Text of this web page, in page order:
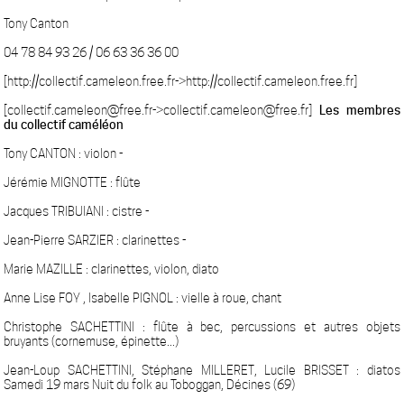
Tony Canton
04 78 84 93 26 / 06 63 36 36 00
[http://collectif.cameleon.free.fr->http://collectif.cameleon.free.fr]
[collectif.cameleon@free.fr->collectif.cameleon@free.fr]
Les membres
du collectif caméléon
Tony CANTON : violon -
Jérémie MIGNOTTE : flûte
Jacques TRIBUIANI : cistre -
Jean-Pierre SARZIER : clarinettes -
Marie MAZILLE : clarinettes, violon, diato
Anne Lise FOY , Isabelle PIGNOL : vielle à roue, chant
Christophe SACHETTINI : flûte à bec, percussions et autres objets
bruyants (cornemuse, épinette...)
Jean-Loup SACHETTINI, Stéphane MILLERET, Lucile BRISSET : diatos
Samedi 19 mars Nuit du folk au Toboggan, Décines (69)